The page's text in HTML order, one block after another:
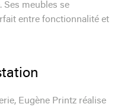
Ses meubles se
entre fonctionnalité et
Eugène Printz réalise